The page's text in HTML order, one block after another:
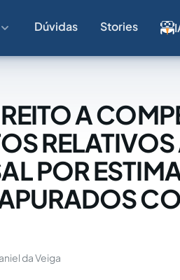
Dúvidas Stories
A
POR
da Veiga